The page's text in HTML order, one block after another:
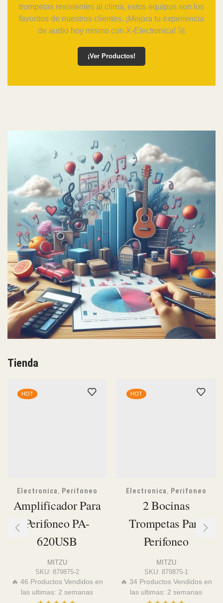
trompetas resistentes al clima, estos equipos son los
favoritos de nuestros clientes. ¡Mejora tu experiencia
de audio hoy mismo con X-Electronica! 🚀
¡Ver Productos!
Tienda
HOT
Electronica , Perifoneo
Kit De Perifoneo Y
Trompetas Con
Regalos
MITZU
SKU:879875
🔥 54 Productos Vendidos en
las ultimas: 2 semanas
HOT
Electronica , Perifoneo
Amplificador Para
Perifoneo PA-
620USB
MITZU
SKU: 879875-2
🔥 46 Productos Vendidos en
las ultimas: 2 semanas